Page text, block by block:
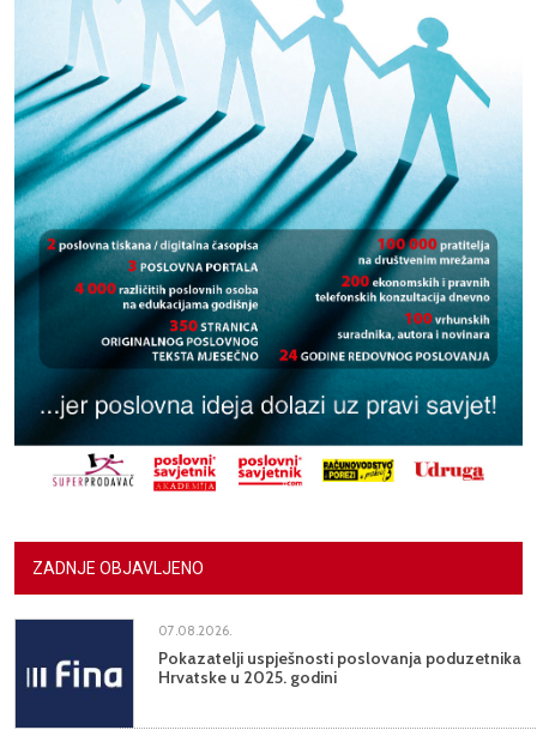
ZADNJE OBJAVLJENO
07.08.2026.
Pokazatelji uspješnosti poslovanja poduzetnika
Hrvatske u 2025. godini